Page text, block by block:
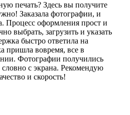
печать? Здесь вы получите
Заказала фотографии, и
Процесс оформления прост и
выбрать, загрузить и указать
быстро ответила на
пришла вовремя, все в
Фотографии получились
с экрана. Рекомендую
и скорость!